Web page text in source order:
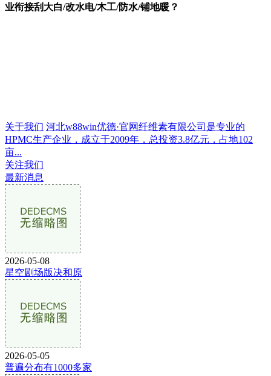
业衔接刮大白/改水电/木工/防水/铺地暖？
关于我们 河北w88win优德·官网纤维素有限公司是专业的
HPMC生产企业，成立于2009年，总投资3.8亿元，占地102
亩...
关注我们
最新消息
2026-05-08
星空剧场版决和原
2026-05-05
普遍分布有1000多家